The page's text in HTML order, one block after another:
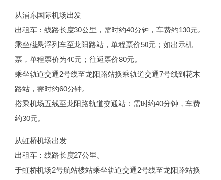
从浦东国际机场出发
出租车：线路长度30公里，需时约40分钟，车费约130元。
乘坐磁悬浮列车至龙阳路站，单程票价50元；如出示机
票，单程票价为40元；往返票价80元。
乘坐轨道交通2号线至龙阳路站换乘轨道交通7号线到花木
路站，需时约60分钟。
搭乘机场五线至龙阳路轨道交通站：需时约40分钟，车费
约30元。
从虹桥机场出发
出租车：线路长度27公里。
于虹桥机场2号航站楼站乘坐轨道交通2号线至龙阳路站换